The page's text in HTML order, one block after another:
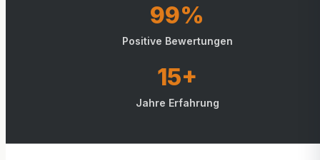
99%
Positive Bewertungen
15+
Jahre Erfahrung